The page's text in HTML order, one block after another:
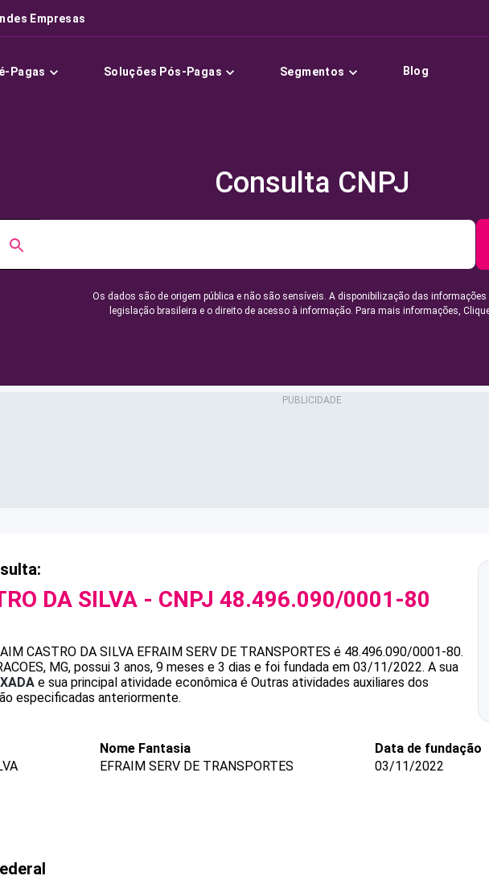
Empresas
Pagas Soluções Pós-Pagas Segmentos Blog
Consulta CNPJ
Os dados são de origem pública e não são sensíveis. A disponibilização das informações
legislação brasileira e o direito de acesso à informação. Para mais informações,
DA SILVA - CNPJ 48.496.090/0001-80
CASTRO DA SILVA EFRAIM SERV DE TRANSPORTES é 48.496.090/0001-80.
MG, possui 3 anos, 9 meses e 3 dias e foi fundada em 03/11/2022. A sua
e sua principal atividade econômica é Outras atividades auxiliares dos
especificadas anteriormente.
Nome Fantasia
EFRAIM SERV DE TRANSPORTES
Data de fundação
03/11/2022